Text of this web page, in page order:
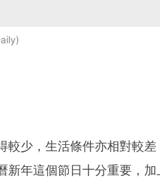
較少，生活條件亦相對較
新年這個節日十分重要，